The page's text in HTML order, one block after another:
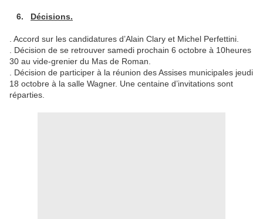
6. Décisions.
. Accord sur les candidatures d’Alain Clary et Michel Perfettini.
. Décision de se retrouver samedi prochain 6 octobre à 10heures
30 au vide-grenier du Mas de Roman.
. Décision de participer à la réunion des Assises municipales jeudi
18 octobre à la salle Wagner. Une centaine d’invitations sont
réparties.